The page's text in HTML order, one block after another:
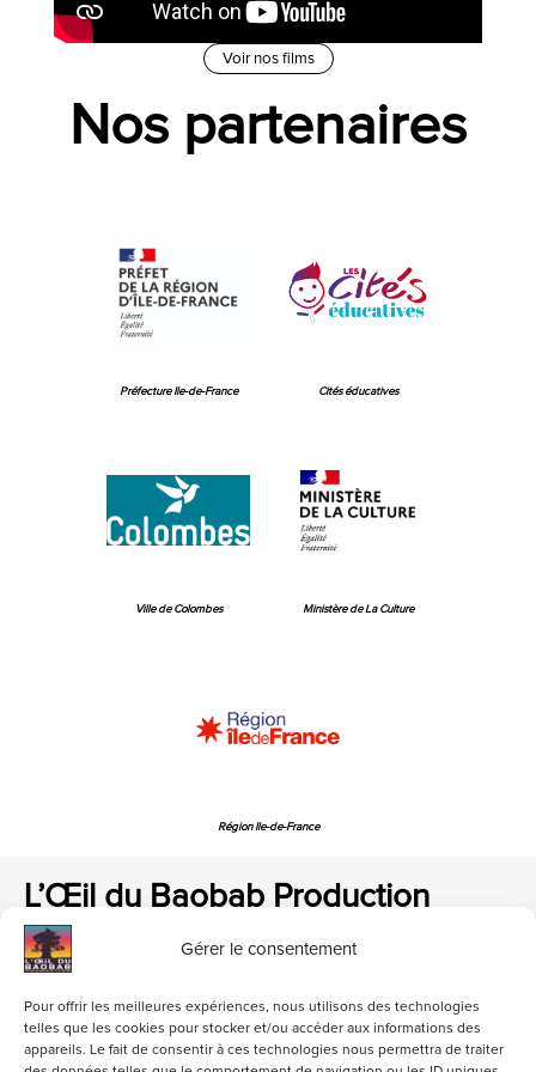
Gérer le consentement
Pour offrir les meilleures expériences, nous utilisons des technologies
telles que les cookies pour stocker et/ou accéder aux informations des
appareils. Le fait de consentir à ces technologies nous permettra de traiter
Voir nos films
Nos partenaires
Préfecture Ile-de-France Cités éducatives
Ville de Colombes Ministère de La Culture
Région Ile-de-France
L’Œil du Baobab Production
loeildubaobab@gmail.com